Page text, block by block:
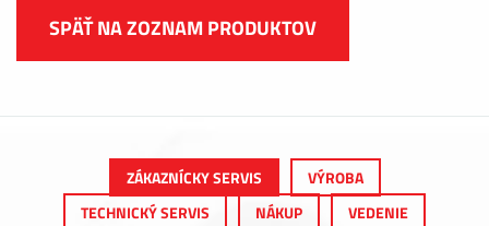
SPÄŤ NA ZOZNAM PRODUKTOV
ZÁKAZNÍCKY SERVIS
VÝROBA
TECHNICKÝ SERVIS
NÁKUP VEDENIE